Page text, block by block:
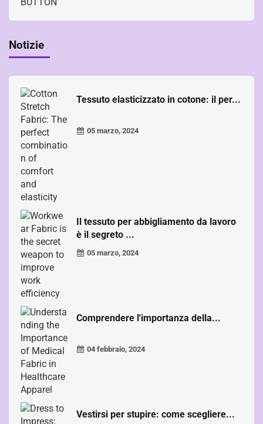
Notizie
Tessuto elasticizzato in cotone: il per...
05 marzo, 2024
Il tessuto per abbigliamento da lavoro
è il segreto ...
05 marzo, 2024
Comprendere l'importanza della...
04 febbraio, 2024
Vestirsi per stupire: come scegliere...